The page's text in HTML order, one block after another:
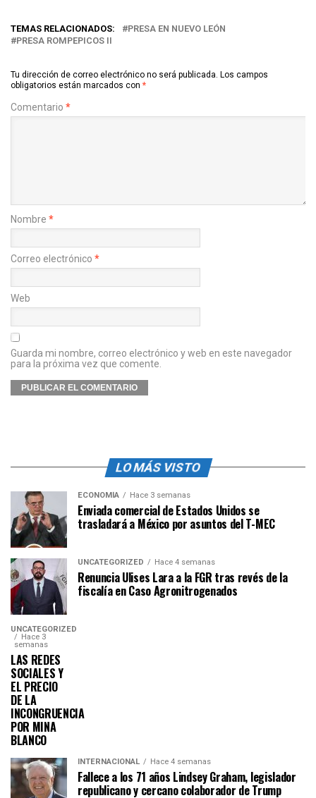
TEMAS RELACIONADOS:
PRESA EN NUEVO LEÓN
PRESA ROMPEPICOS II
Tu dirección de correo electrónico no será publicada. Los campos
obligatorios están marcados con *
Comentario *
Nombre *
Correo electrónico *
Web
Guarda mi nombre, correo electrónico y web en este navegador
para la próxima vez que comente.
LO MÁS VISTO
ECONOMÍA Hace 3 semanas
Enviada comercial de Estados Unidos se
trasladará a México por asuntos del T-MEC
UNCATEGORIZED Hace 4 semanas
Renuncia Ulises Lara a la FGR tras revés de la
fiscalía en Caso Agronitrogenados
UNCATEGORIZED
Hace 3
semanas
LAS REDES
SOCIALES Y
EL PRECIO
DE LA
INCONGRUENCIA
POR MINA
BLANCO
INTERNACIONAL Hace 4 semanas
Fallece a los 71 años Lindsey Graham, legislador
republicano y cercano colaborador de Trump